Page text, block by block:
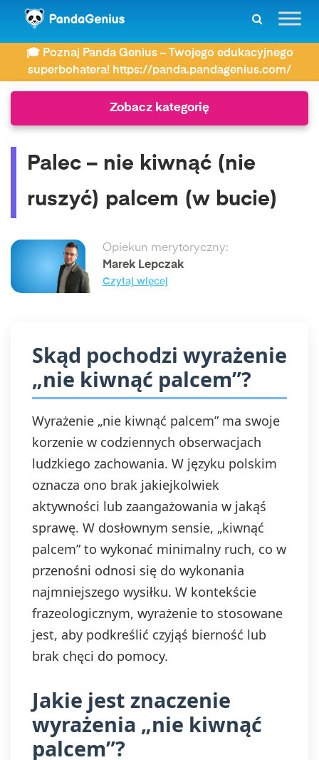
🎓 Poznaj Panda Genius – Twojego edukacyjnego
superbohatera! https://panda.pandagenius.com/
ZDAY Słownik związków frazeologicznych
Palec – nie kiwnąć (nie ruszyć) palcem (w bucie)
Zobacz kategorię
Palec – nie kiwnąć (nie
ruszyć) palcem (w bucie)
Opiekun merytoryczny:
Marek Lepczak
Czytaj więcej
Skąd pochodzi wyrażenie
„nie kiwnąć palcem”?
Wyrażenie „nie kiwnąć palcem” ma swoje
korzenie w codziennych obserwacjach
ludzkiego zachowania. W języku polskim
oznacza ono brak jakiejkolwiek
aktywności lub zaangażowania w jakąś
sprawę. W dosłownym sensie, „kiwnąć
palcem” to wykonać minimalny ruch, co w
przenośni odnosi się do wykonania
najmniejszego wysiłku. W kontekście
frazeologicznym, wyrażenie to stosowane
jest, aby podkreślić czyjąś bierność lub
brak chęci do pomocy.
Jakie jest znaczenie
wyrażenia „nie kiwnąć
palcem”?